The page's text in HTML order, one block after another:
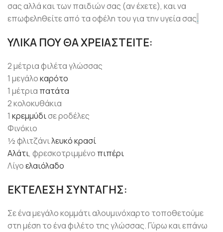
σας αλλά και των παιδιών σας (αν έχετε), και να
επωφεληθείτε από τα οφέλη του για την υγεία σας.
ΥΛΙΚΑ ΠΟΥ ΘΑ ΧΡΕΙΑΣΤΕΙΤΕ:
2 μέτρια φιλέτα γλώσσας
1 μεγάλοκαρότο
1 μέτρια πατάτα
2 κολοκυθάκια
1 κρεμμύδισε ροδέλες
Φινόκιο
½ φλιτζάνιλευκό κρασί
Αλάτι, φρεσκοτριμμένο πιπέρι
Λίγοελαιόλαδο
ΕΚΤΕΛΕΣΗ ΣΥΝΤΑΓΗΣ:
Σε ένα μεγάλο κομμάτι αλουμινόχαρτο τοποθετούμε
στη μέση το ένα φιλέτο της γλώσσας. Γύρω και επάνω